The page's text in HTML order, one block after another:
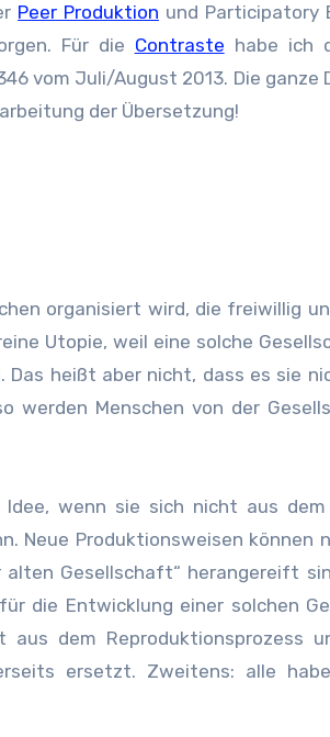
Peer Produktion und Participatory
Für die Contraste habe ich
vom Juli/August 2013. Die ganze
der Übersetzung!
organisiert wird, die freiwillig
Utopie, weil eine solche
heißt aber nicht, dass es sie
werden Menschen von der
wenn sie sich nicht aus dem
Neue Produktionsweisen können
Gesellschaft“ herangereift
die Entwicklung einer solchen
dem Reproduktionsprozess
ersetzt. Zweitens: alle